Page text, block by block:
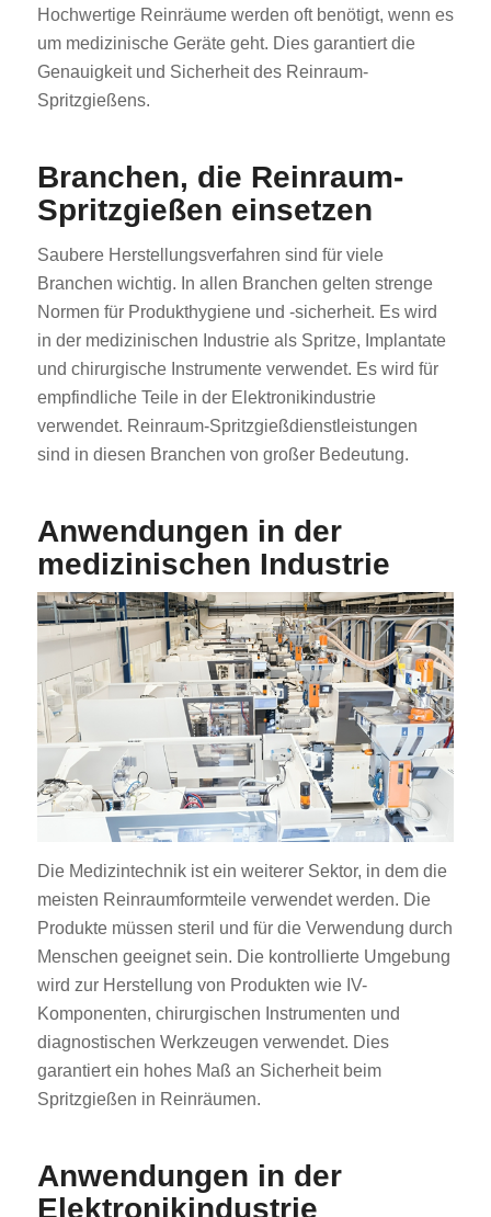
Hochwertige Reinräume werden oft benötigt, wenn es
um medizinische Geräte geht. Dies garantiert die
Genauigkeit und Sicherheit des Reinraum-
Spritzgießens.
Branchen, die Reinraum-
Spritzgießen einsetzen
Saubere Herstellungsverfahren sind für viele
Branchen wichtig. In allen Branchen gelten strenge
Normen für Produkthygiene und -sicherheit. Es wird
in der medizinischen Industrie als Spritze, Implantate
und chirurgische Instrumente verwendet. Es wird für
empfindliche Teile in der Elektronikindustrie
verwendet. Reinraum-Spritzgießdienstleistungen
sind in diesen Branchen von großer Bedeutung.
Anwendungen in der
medizinischen Industrie
Die Medizintechnik ist ein weiterer Sektor, in dem die
meisten Reinraumformteile verwendet werden. Die
Produkte müssen steril und für die Verwendung durch
Menschen geeignet sein. Die kontrollierte Umgebung
wird zur Herstellung von Produkten wie IV-
Komponenten, chirurgischen Instrumenten und
diagnostischen Werkzeugen verwendet. Dies
garantiert ein hohes Maß an Sicherheit beim
Spritzgießen in Reinräumen.
Anwendungen in der
Elektronikindustrie